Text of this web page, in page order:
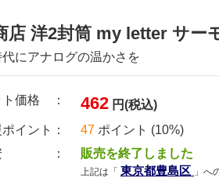
店 洋2封筒 my letter サー
にアナログの温かさを
ト価格 ： 462 円(税込)
イント：
47 ポイント (10%)
安 ：
販売を終了しました
上記は「 東京都豊島区 」へ